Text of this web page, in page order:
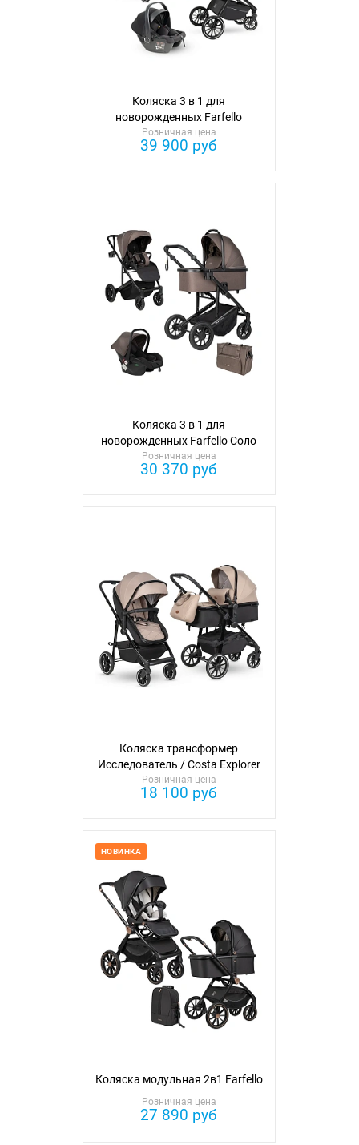
Коляска 3 в 1 для
новорожденных Farfello
Либерти
Розничная цена
39 900 руб
Коляска 3 в 1 для
новорожденных Farfello Соло
Трио Комфорт
Розничная цена
30 370 руб
Коляска трансформер
Исследователь / Costa Explorer
Розничная цена
18 100 руб
НОВИНКА
Коляска модульная 2в1 Farfello
Розничная цена
27 890 руб